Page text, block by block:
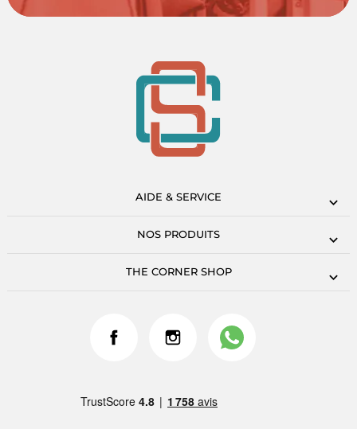
AIDE & SERVICE
NOS PRODUITS
THE CORNER SHOP